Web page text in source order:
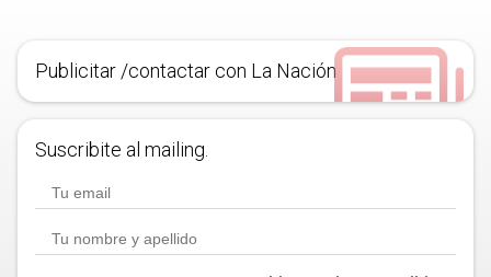
Publicitar /contactar con La Nación
Suscribite al mailing.